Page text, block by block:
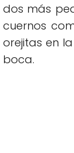
dos más
cuernos
orejitas en
boca.